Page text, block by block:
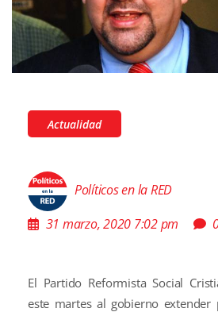
Actualidad
Políticos en la RED
31 marzo, 2020 7:02 pm
El Partido Reformista Social
este martes al gobierno